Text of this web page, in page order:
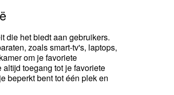
die het biedt aan gebruikers.
zoals smart-tv's, laptops,
om je favoriete
toegang tot je favoriete
beperkt bent tot één plek en